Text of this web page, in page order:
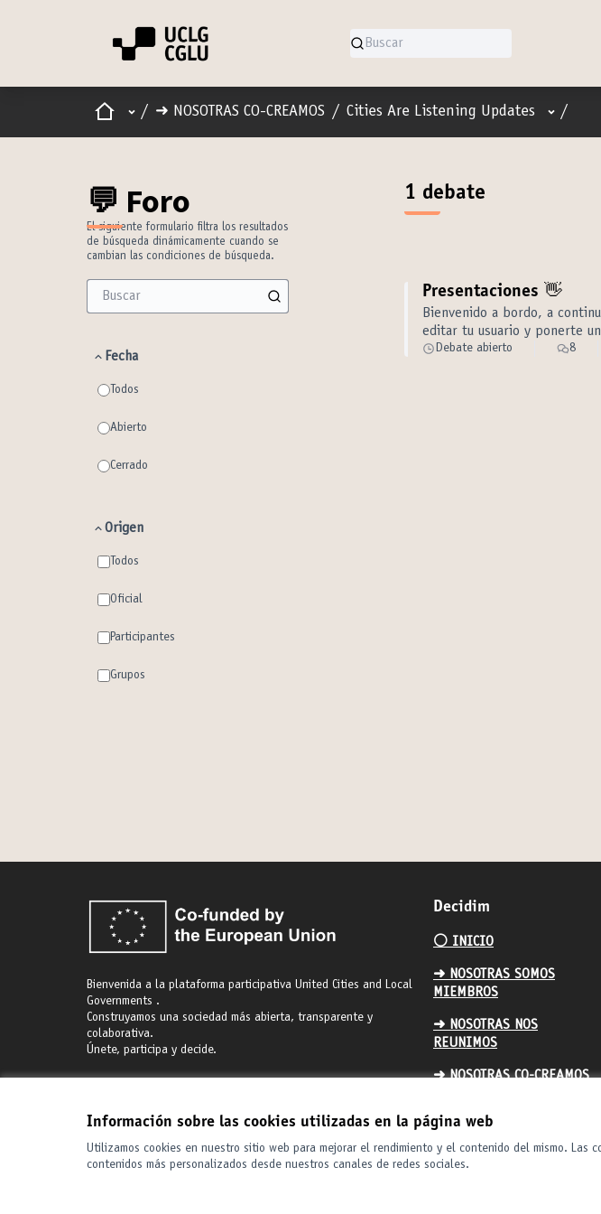
Información sobre las cookies utilizadas en la página web
Utilizamos cookies en nuestro sitio web para mejorar el rendimiento y el contenido del mismo. Las
contenidos más personalizados desde nuestros canales de redes sociales.
InicioMenú principal
/ ➜ NOSOTRAS CO-CREAMOS / Cities Are Listening Updates Menú
/
💬 Foro
El siguiente formulario filtra los resultados
de búsqueda dinámicamente cuando se
cambian las condiciones de búsqueda.
Fecha
Todos
Abierto
Cerrado
Origen
Todos
Oficial
Participantes
Grupos
1 debate
Presentaciones 👋
Bienvenido a bordo, a
editar tu usuario y ponerte
Debate abierto 8
Bienvenida a la plataforma participativa United Cities and Local
Governments .
Construyamos una sociedad más abierta, transparente y
colaborativa.
Únete, participa y decide.
Decidim
⚪️ INICIO
➜ NOSOTRAS SOMOS
MIEMBROS
➜ NOSOTRAS NOS
REUNIMOS
➜ NOSOTRAS CO-CREAMOS
DECISIONES